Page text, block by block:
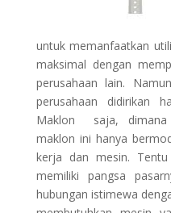
untuk memanfaatkan
maksimal dengan
perusahaan lain.
perusahaan didirikan
Maklon saja, dimana
maklon ini hanya
kerja dan mesin.
memiliki pangsa
hubungan istimewa